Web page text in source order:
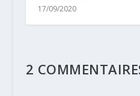
17/09/2020
2